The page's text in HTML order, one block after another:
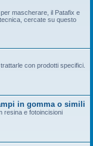
mascherare, il Patafix e
cercate su questo
con prodotti specifici.
in gomma o simili
resina e fotoincisioni